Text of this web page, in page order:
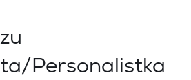
Personalistka